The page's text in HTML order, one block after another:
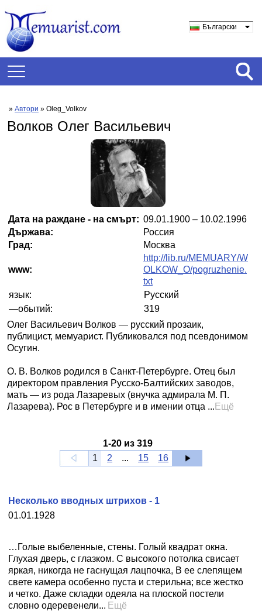
Български
» Автори » Oleg_Volkov
Волков Олег Васильевич
Дата на раждане - на смърт: 09.01.1900 – 10.02.1996
Държава:
Россия
Град:
Москва
www:
http://lib.ru/MEMUARY/W
OLKOW_O/pogruzhenie.
txt
язык:
Русский
—обытий:
319
Олег Васильевич Волков — русский прозаик,
публицист, мемуарист. Публиковался под псевдонимом
Осугин.
О. В. Волков родился в Санкт-Петербурге. Отец был
директором правления Русско-Балтийских заводов,
мать — из рода Лазаревых (внучка адмирала М. П.
Лазарева). Рос в Петербурге и в имении отца ... Ещё
1-20 из319
1
2 ... 15 16
01.01.1928
Несколько вводных штрихов - 1
…Голые выбеленные, стены. Голый квадрат окна.
Глухая дверь, с глазком. С высокого потолка свисает
яркая, никогда не гаснущая лацпочка, В ее слепящем
свете камера особенно пуста и стерильна; все жестко
и четко. Даже складки одеяла на плоской постели
словно одеревенели... Ещё